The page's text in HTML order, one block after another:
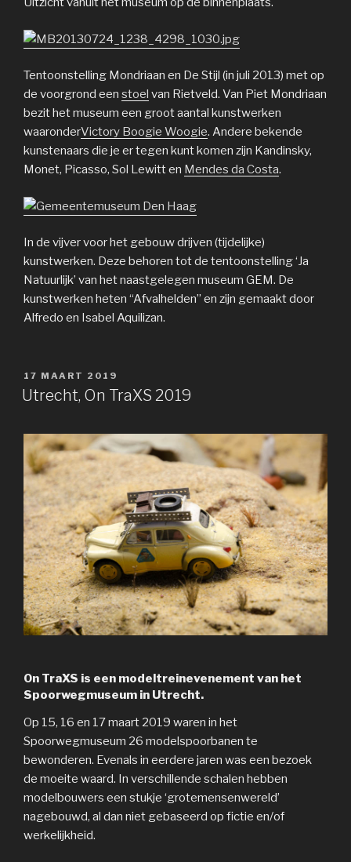
Tentoonstelling Mondriaan en De Stijl (in juli 2013) met op
de voorgrond een stoel van Rietveld. Van Piet Mondriaan
bezit het museum een groot aantal kunstwerken
waaronderVictory Boogie Woogie. Andere bekende
kunstenaars die je er tegen kunt komen zijn Kandinsky,
Monet, Picasso, Sol Lewitt en Mendes da Costa.
In de vijver voor het gebouw drijven (tijdelijke)
kunstwerken. Deze behoren tot de tentoonstelling ‘Ja
Natuurlijk’ van het naastgelegen museum GEM. De
kunstwerken heten “Afvalhelden” en zijn gemaakt door
Alfredo en Isabel Aquilizan.
GEPLAATST
OP
17 MAART 2019
Utrecht, On TraXS 2019
On TraXS is een modeltreinevenement van het
Spoorwegmuseum in Utrecht.
Op 15, 16 en 17 maart 2019 waren in het
Spoorwegmuseum 26 modelspoorbanen te
bewonderen. Evenals in eerdere jaren was een bezoek
de moeite waard. In verschillende schalen hebben
modelbouwers een stukje ‘grotemensenwereld’
nagebouwd, al dan niet gebaseerd op fictie en/of
werkelijkheid.